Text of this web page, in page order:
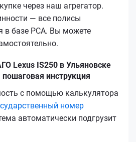
через наш агрегатор.
— все полисы
в базе РСА. Вы можете
Lexus IS250 в Ульяновске
инструкция
с помощью калькулятора
номер
автоматически подгрузит